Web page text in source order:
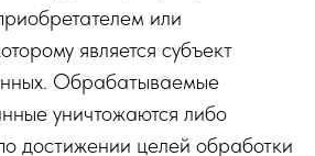
или
является субъект
Обрабатываемые
уничтожаются либо
достижении целей обработки